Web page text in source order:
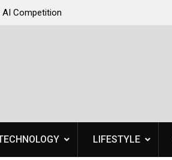
Competition
LIFESTYLE